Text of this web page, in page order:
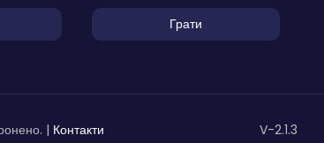
Грати
| Контакти V-2.1.3